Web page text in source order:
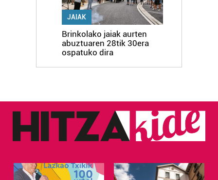
JAIAK
Brinkolako jaiak aurten
abuztuaren 28tik 30era
ospatuko dira